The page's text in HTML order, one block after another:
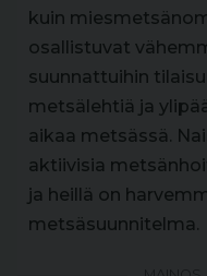
kuin
osallistuvat
suunnattuihin
metsälehtiä ja
aikaa metsässä.
aktiivisia
ja heillä on
metsäsuunnitelma.